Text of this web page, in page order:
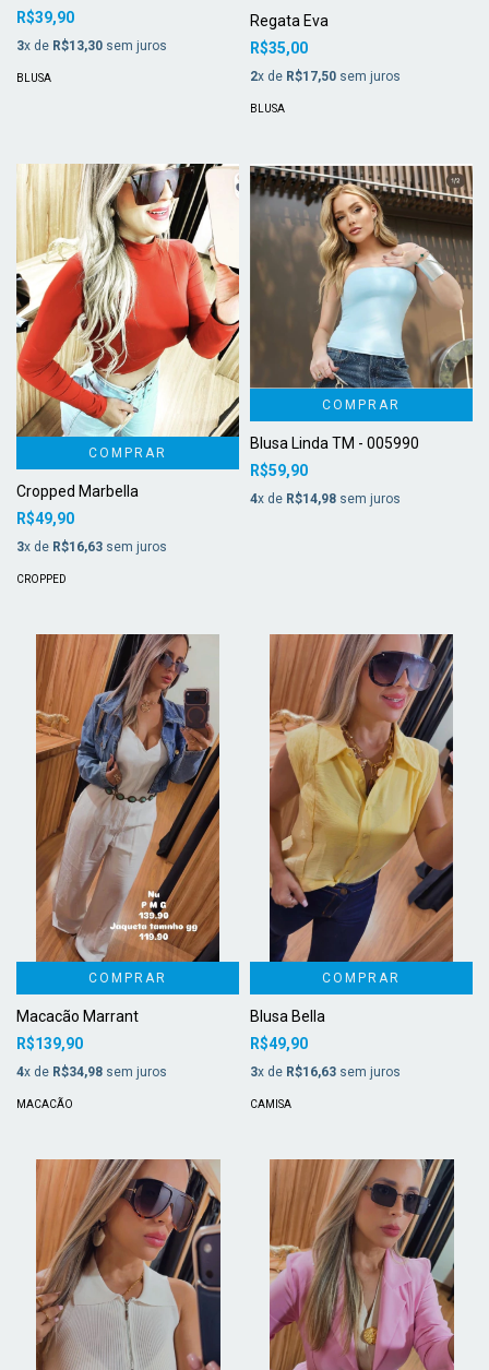
R$39,90
3x de R$13,30 sem juros
BLUSA
Regata Eva
R$35,00
2x de R$17,50 sem juros
BLUSA
COMPRAR
Cropped Marbella
R$49,90
3x de R$16,63 sem juros
CROPPED
COMPRAR
Blusa Linda TM - 005990
R$59,90
4x de R$14,98 sem juros
COMPRAR
Macacão Marrant
R$139,90
4x de R$34,98 sem juros
MACACÃO
COMPRAR
Blusa Bella
R$49,90
3x de R$16,63 sem juros
CAMISA